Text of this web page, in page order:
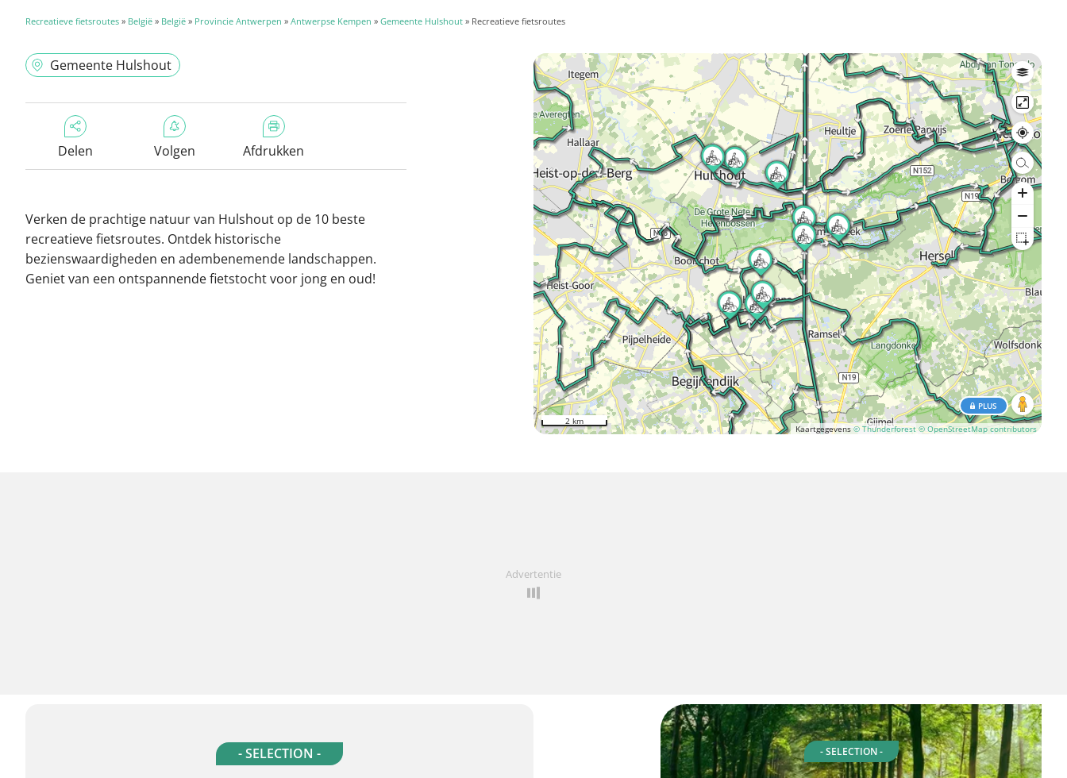
Recreatieve fietsroutes » België » België » Provincie Antwerpen » Antwerpse Kempen » Gemeente Hulshout » Recreatieve fietsroutes
Gemeente Hulshout
Delen Volgen Afdrukken
Verken de prachtige natuur van Hulshout op de 10 beste
recreatieve fietsroutes. Ontdek historische
bezienswaardigheden en adembenemende landschappen.
Geniet van een ontspannende fietstocht voor jong en oud!
Kaartgegevens © Thunderforest © OpenStreetMap contributors
PLUS
2 km
Advertentie
- SELECTION - - SELECTION -